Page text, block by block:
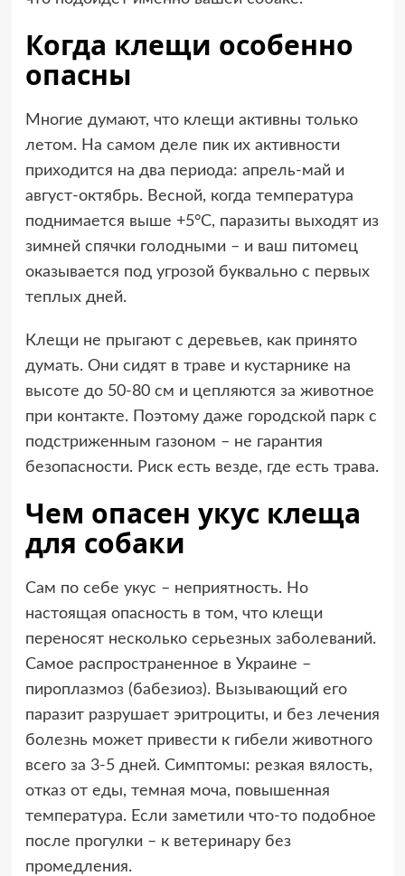
Когда клещи особенно
опасны
Многие думают, что клещи активны только
летом. На самом деле пик их активности
приходится на два периода: апрель-май и
август-октябрь. Весной, когда температура
поднимается выше +5°C, паразиты выходят из
зимней спячки голодными – и ваш питомец
оказывается под угрозой буквально с первых
теплых дней.
Клещи не прыгают с деревьев, как принято
думать. Они сидят в траве и кустарнике на
высоте до 50-80 см и цепляются за животное
при контакте. Поэтому даже городской парк с
подстриженным газоном – не гарантия
безопасности. Риск есть везде, где есть трава.
Чем опасен укус клеща
для собаки
Сам по себе укус – неприятность. Но
настоящая опасность в том, что клещи
переносят несколько серьезных заболеваний.
Самое распространенное в Украине –
пироплазмоз (бабезиоз). Вызывающий его
паразит разрушает эритроциты, и без лечения
болезнь может привести к гибели животного
всего за 3-5 дней. Симптомы: резкая вялость,
отказ от еды, темная моча, повышенная
температура. Если заметили что-то подобное
после прогулки – к ветеринару без
промедления.